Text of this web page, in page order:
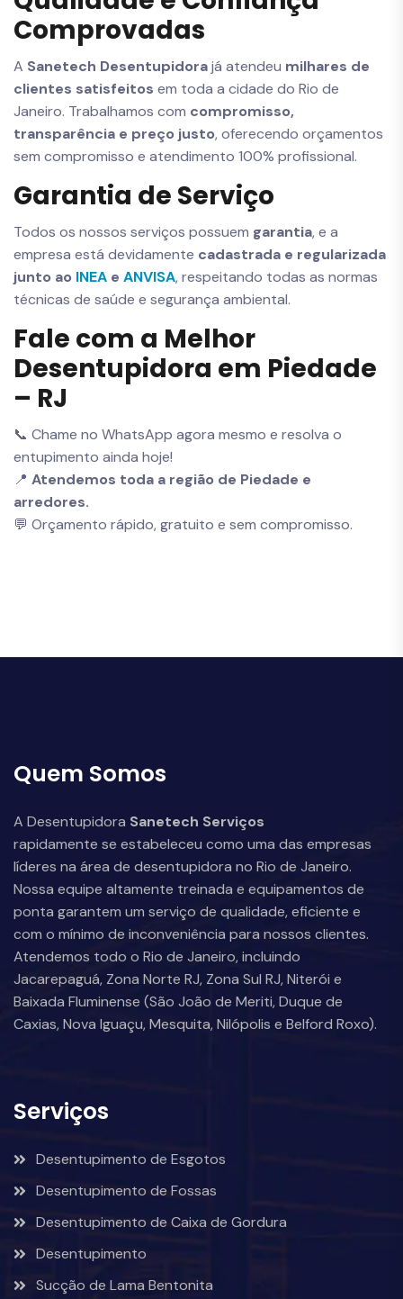
Comprovadas
A Sanetech Desentupidorajá atendeu milhares de
clientes satisfeitos em toda a cidade do Rio de
Janeiro. Trabalhamos com compromisso,
transparência e preço justo, oferecendo orçamentos
sem compromisso e atendimento 100% profissional.
Garantia de Serviço
Todos os nossos serviços possuem garantia, e a
empresa está devidamente cadastrada e regularizada
junto ao INEA e ANVISA, respeitando todas as normas
técnicas de saúde e segurança ambiental.
Fale com a Melhor
Desentupidora em Piedade
– RJ
📞 Chame no WhatsApp agora mesmo e resolva o
entupimento ainda hoje!
📍 Atendemos toda a região de Piedade e
arredores.
💬 Orçamento rápido, gratuito e sem compromisso.
Quem Somos
A Desentupidora Sanetech Serviços
rapidamente se estabeleceu como uma das empresas
líderes na área de desentupidora no Rio de Janeiro.
Nossa equipe altamente treinada e equipamentos de
ponta garantem um serviço de qualidade, eficiente e
com o mínimo de inconveniência para nossos clientes.
Atendemos todo o Rio de Janeiro, incluindo
Jacarepaguá, Zona Norte RJ, Zona Sul RJ, Niterói e
Baixada Fluminense (São João de Meriti, Duque de
Caxias, Nova Iguaçu, Mesquita, Nilópolis e Belford Roxo).
Serviços
Desentupimento de Esgotos
Desentupimento de Fossas
Desentupimento de Caixa de Gordura
Desentupimento
Sucção de Lama Bentonita